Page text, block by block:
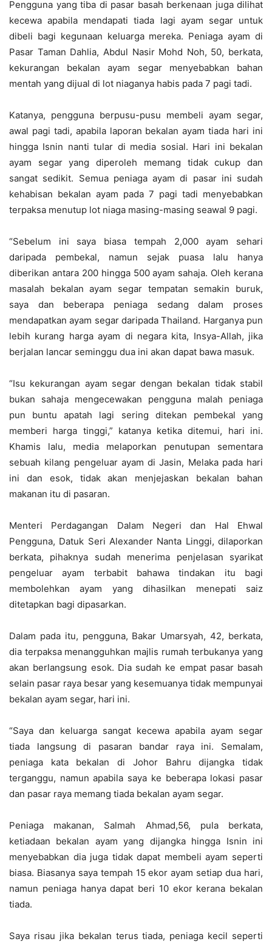
Pengguna yang tiba di pasar basah berkenaan juga dilihat
kecewa apabila mendapati tiada lagi ayam segar untuk
dibeli bagi kegunaan keluarga mereka. Peniaga ayam di
Pasar Taman Dahlia, Abdul Nasir Mohd Noh, 50, berkata,
kekurangan bekalan ayam segar menyebabkan bahan
mentah yang dijual di lot niaganya habis pada 7 pagi tadi.
Katanya, pengguna berpusu-pusu membeli ayam segar,
awal pagi tadi, apabila laporan bekalan ayam tiada hari ini
hingga Isnin nanti tular di media sosial. Hari ini bekalan
ayam segar yang diperoleh memang tidak cukup dan
sangat sedikit. Semua peniaga ayam di pasar ini sudah
kehabisan bekalan ayam pada 7 pagi tadi menyebabkan
terpaksa menutup lot niaga masing-masing seawal 9 pagi.
“Sebelum ini saya biasa tempah 2,000 ayam sehari
daripada pembekal, namun sejak puasa lalu hanya
diberikan antara 200 hingga 500 ayam sahaja. Oleh kerana
masalah bekalan ayam segar tempatan semakin buruk,
saya dan beberapa peniaga sedang dalam proses
mendapatkan ayam segar daripada Thailand. Harganya pun
lebih kurang harga ayam di negara kita, Insya-Allah, jika
berjalan lancar seminggu dua ini akan dapat bawa masuk.
“Isu kekurangan ayam segar dengan bekalan tidak stabil
bukan sahaja mengecewakan pengguna malah peniaga
pun buntu apatah lagi sering ditekan pembekal yang
memberi harga tinggi,” katanya ketika ditemui, hari ini.
Khamis lalu, media melaporkan penutupan sementara
sebuah kilang pengeluar ayam di Jasin, Melaka pada hari
ini dan esok, tidak akan menjejaskan bekalan bahan
makanan itu di pasaran.
Menteri Perdagangan Dalam Negeri dan Hal Ehwal
Pengguna, Datuk Seri Alexander Nanta Linggi, dilaporkan
berkata, pihaknya sudah menerima penjelasan syarikat
pengeluar ayam terbabit bahawa tindakan itu bagi
membolehkan ayam yang dihasilkan menepati saiz
ditetapkan bagi dipasarkan.
Dalam pada itu, pengguna, Bakar Umarsyah, 42, berkata,
dia terpaksa menangguhkan majlis rumah terbukanya yang
akan berlangsung esok. Dia sudah ke empat pasar basah
selain pasar raya besar yang kesemuanya tidak mempunyai
bekalan ayam segar, hari ini.
“Saya dan keluarga sangat kecewa apabila ayam segar
tiada langsung di pasaran bandar raya ini. Semalam,
peniaga kata bekalan di Johor Bahru dijangka tidak
terganggu, namun apabila saya ke beberapa lokasi pasar
dan pasar raya memang tiada bekalan ayam segar.
Peniaga makanan, Salmah Ahmad,56, pula berkata,
ketiadaan bekalan ayam yang dijangka hingga Isnin ini
menyebabkan dia juga tidak dapat membeli ayam seperti
biasa. Biasanya saya tempah 15 ekor ayam setiap dua hari,
namun peniaga hanya dapat beri 10 ekor kerana bekalan
tiada.
Saya risau jika bekalan terus tiada, peniaga kecil seperti